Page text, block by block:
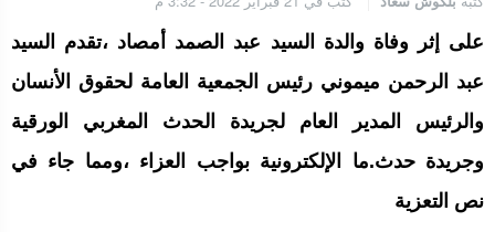
الجامعة الملكية المغربية للكيك بوكسنغ تعرب عن ارتياحها للتجاوب
الإيجابي للمجلس الأعلى للحسابات
إنتاج “قلب مصغر” يفتح آفاق علاجات بيولوجية لاضطرابات القلب
الرباط.. إطلاق مشروع إزالة المواد الكيميائية الخطرة من سلسلة إمداد
على إثر وفاة والدة السيد عبد الصمد أمصاد ،تقدم السيد
عبد الرحمن ميموني رئيس الجمعية العامة لحقوق الأنسان
والرئيس المدير العام لجريدة الحدث المغربي الورقية
وجريدة حدث.ما الإلكترونية بواجب العزاء ،ومما جاء في
نص التعزية